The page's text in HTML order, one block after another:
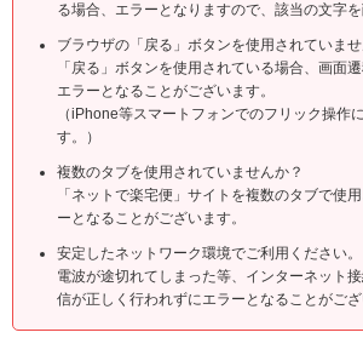
る場合、エラーとなりますので、該当の文字を
ブラウザの「戻る」ボタンを使用されていませ
「戻る」ボタンを使用されている場合、画面
エラーとなることがございます。
（iPhone等スマートフォンでのフリック操作
す。）
複数のタブを使用されていませんか？
「ネットで楽宅便」サイトを複数のタブで使
ーとなることがございます。
安定したネットワーク環境でご利用ください。
電波が途切れてしまった等、インターネット
信が正しく行われずにエラーとなることがござ